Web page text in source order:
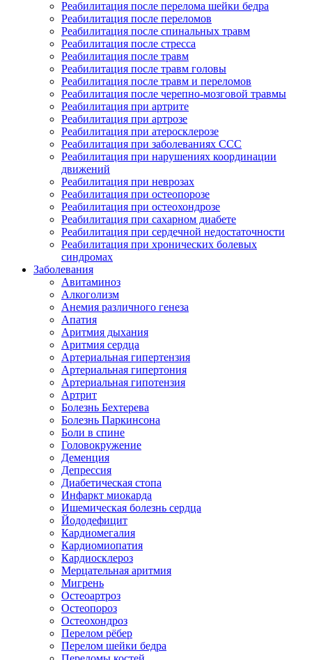
Реабилитация после перелома шейки бедра
Реабилитация после переломов
Реабилитация после спинальных травм
Реабилитация после стресса
Реабилитация после травм
Реабилитация после травм головы
Реабилитация после травм и переломов
Реабилитация после черепно-мозговой травмы
Реабилитация при артрите
Реабилитация при артрозе
Реабилитация при атеросклерозе
Реабилитация при заболеваниях ССС
Реабилитация при нарушениях координации
движений
Реабилитация при неврозах
Реабилитация при остеопорозе
Реабилитация при остеохондрозе
Реабилитация при сахарном диабете
Реабилитация при сердечной недостаточности
Реабилитация при хронических болевых
синдромах
Заболевания
Авитаминоз
Алкоголизм
Анемия различного генеза
Апатия
Аритмия дыхания
Аритмия сердца
Артериальная гипертензия
Артериальная гипертония
Артериальная гипотензия
Артрит
Болезнь Бехтерева
Болезнь Паркинсона
Боли в спине
Головокружение
Деменция
Депрессия
Диабетическая стопа
Инфаркт миокарда
Ишемическая болезнь сердца
Йододефицит
Кардиомегалия
Кардиомиопатия
Кардиосклероз
Мерцательная аритмия
Мигрень
Остеоартроз
Остеопороз
Остеохондроз
Перелом рёбер
Перелом шейки бедра